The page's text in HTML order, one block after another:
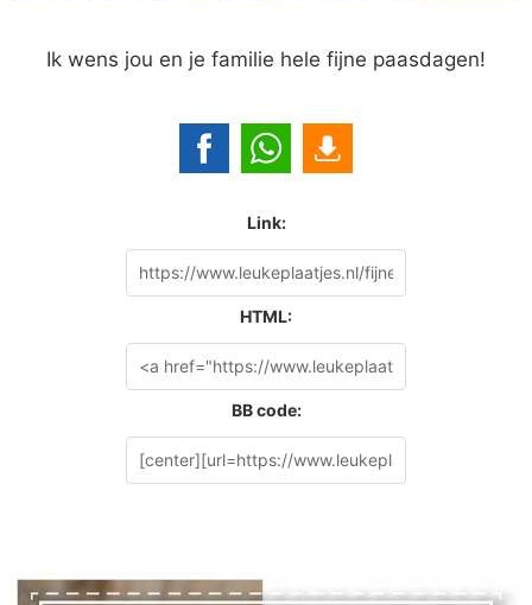
Ik wens jou en je familie hele fijne paasdagen!
Link:
HTML:
BB code: